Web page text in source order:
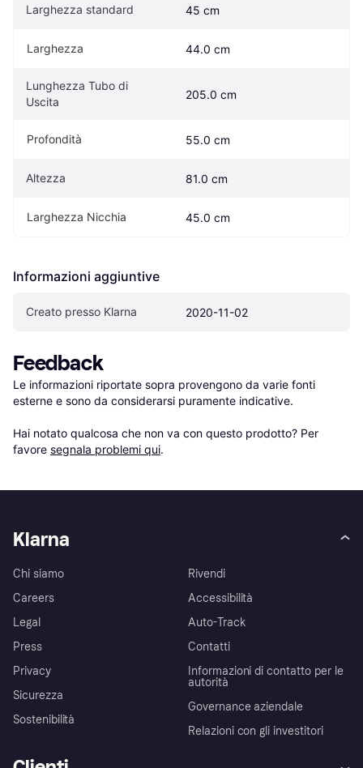
Larghezza standard 45 cm
Larghezza 44.0 cm
Lunghezza Tubo di
Uscita
205.0 cm
Profondità 55.0 cm
Altezza 81.0 cm
Larghezza Nicchia 45.0 cm
Informazioni aggiuntive
Creato presso Klarna 2020-11-02
Feedback
Le informazioni riportate sopra provengono da varie fonti
esterne e sono da considerarsi puramente indicative.
Hai notato qualcosa che non va con questo prodotto? Per
favore segnala problemi qui.
Klarna
Chi siamo
Careers
Legal
Press
Privacy
Sicurezza
Sostenibilità
Rivendi
Accessibilità
Auto-Track
Contatti
Informazioni di contatto per le
autorità
Governance aziendale
Relazioni con gli investitori